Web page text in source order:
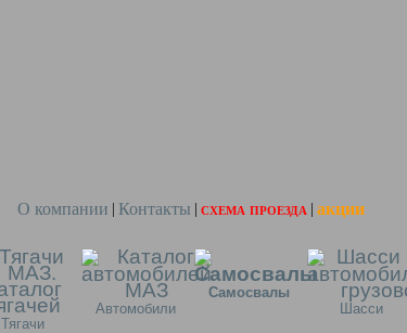
О компании Контакты схема проезда акции
Тягачи
Автомобили
Самосвалы
Шасси